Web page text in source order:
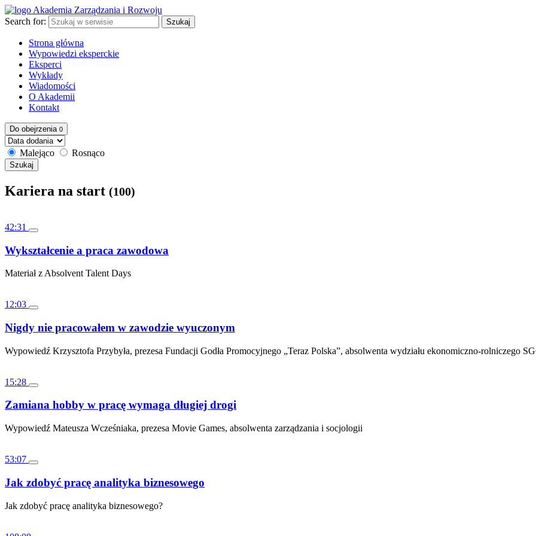
Search for: Szukaj
Strona główna
Wypowiedzi eksperckie
Eksperci
Wykłady
Wiadomości
O Akademii
Kontakt
Do obejrzenia 0
Malejąco Rosnąco
Szukaj
Kariera na start (100)
42:31
Wykształcenie a praca zawodowa
Materiał z Absolvent Talent Days
12:03
Nigdy nie pracowałem w zawodzie wyuczonym
Wypowiedź Krzysztofa Przybyła, prezesa Fundacji Godła Promocyjnego „Teraz Polska”, absolwenta wydziału ekonomiczno-rolniczego
15:28
Zamiana hobby w pracę wymaga długiej drogi
Wypowiedź Mateusza Wcześniaka, prezesa Movie Games, absolwenta zarządzania i socjologii
53:07
Jak zdobyć pracę analityka biznesowego
Jak zdobyć pracę analityka biznesowego?